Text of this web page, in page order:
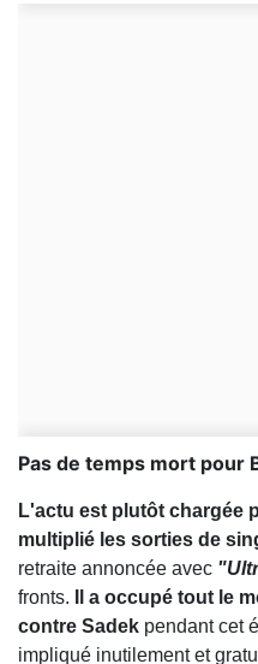
Pas de temps mort pour
L'actu est plutôt chargée
multiplié les sorties de
retraite annoncée avec
fronts.
Il a occupé tout le
contre Sadek pendant cet
impliqué inutilement et